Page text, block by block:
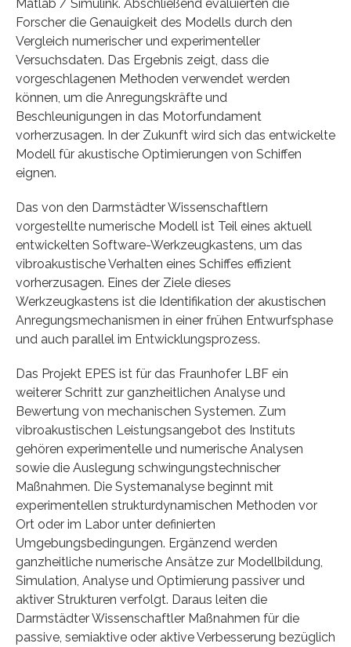
Matlab / Simulink. Abschließend evaluierten die
Forscher die Genauigkeit des Modells durch den
Vergleich numerischer und experimenteller
Versuchsdaten. Das Ergebnis zeigt, dass die
vorgeschlagenen Methoden verwendet werden
können, um die Anregungskräfte und
Beschleunigungen in das Motorfundament
vorherzusagen. In der Zukunft wird sich das entwickelte
Modell für akustische Optimierungen von Schiffen
eignen.
Das von den Darmstädter Wissenschaftlern
vorgestellte numerische Modell ist Teil eines aktuell
entwickelten Software-Werkzeugkastens, um das
vibroakustische Verhalten eines Schiffes effizient
vorherzusagen. Eines der Ziele dieses
Werkzeugkastens ist die Identifikation der akustischen
Anregungsmechanismen in einer frühen Entwurfsphase
und auch parallel im Entwicklungsprozess.
Das Projekt EPES ist für das Fraunhofer LBF ein
weiterer Schritt zur ganzheitlichen Analyse und
Bewertung von mechanischen Systemen. Zum
vibroakustischen Leistungsangebot des Instituts
gehören experimentelle und numerische Analysen
sowie die Auslegung schwingungstechnischer
Maßnahmen. Die Systemanalyse beginnt mit
experimentellen strukturdynamischen Methoden vor
Ort oder im Labor unter definierten
Umgebungsbedingungen. Ergänzend werden
ganzheitliche numerische Ansätze zur Modellbildung,
Simulation, Analyse und Optimierung passiver und
aktiver Strukturen verfolgt. Daraus leiten die
Darmstädter Wissenschaftler Maßnahmen für die
passive, semiaktive oder aktive Verbesserung bezüglich